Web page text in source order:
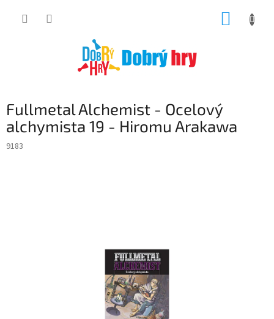
Fullmetal Alchemist - Ocelový
alchymista 19 - Hiromu Arakawa
9183